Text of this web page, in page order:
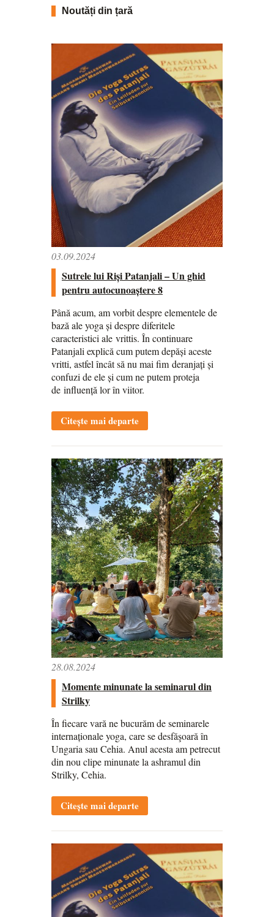
Noutăți din țară
03.09.2024
Sutrele lui Riși Patanjali – Un ghid
pentru autocunoaștere 8
Până acum, am vorbit despre elementele de
bază ale yoga și despre diferitele
caracteristici ale vrittis. În continuare
Patanjali explică cum putem depăși aceste
vritti, astfel încât să nu mai fim deranjați și
confuzi de ele și cum ne putem proteja
de influență lor în viitor.
Citește mai departe
28.08.2024
Momente minunate la seminarul din
Strilky
În fiecare vară ne bucurăm de seminarele
internaționale yoga, care se desfăşoară în
Ungaria sau Cehia. Anul acesta am petrecut
din nou clipe minunate la ashramul din
Strilky, Cehia.
Citește mai departe